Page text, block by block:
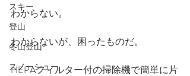
スキー
登山
冬山登山
スノーシュー
わからない。
わからないが、困ったものだ。
HEPAフィルター付の掃除機で簡単に片